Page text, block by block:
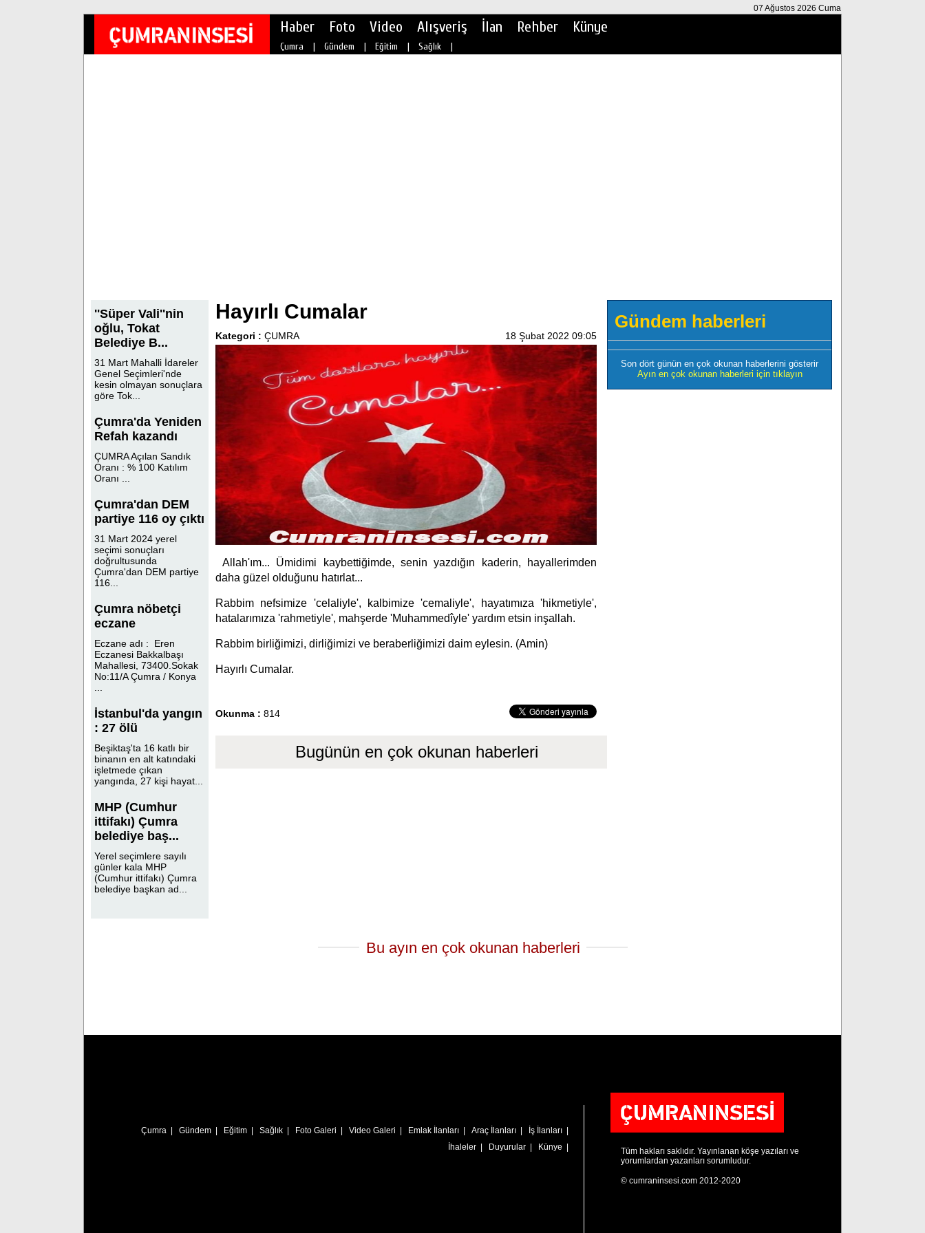
07 Ağustos 2026 Cuma
Haber Foto Video Alışveriş İlan Rehber Künye
Çumra | Gündem | Eğitim | Sağlık |
''Süper Vali''nin
oğlu, Tokat
Belediye B...
31 Mart Mahalli İdareler
Genel Seçimleri'nde
kesin olmayan sonuçlara
göre Tok...
Çumra'da Yeniden
Refah kazandı
ÇUMRA Açılan Sandık
Oranı : % 100 Katılım
Oranı ...
Çumra'dan DEM
partiye 116 oy çıktı
31 Mart 2024 yerel
seçimi sonuçları
doğrultusunda
Çumra'dan DEM partiye
116...
Çumra nöbetçi
eczane
Eczane adı : Eren
Eczanesi Bakkalbaşı
Mahallesi, 73400.Sokak
No:11/A Çumra / Konya
İstanbul'da yangın
: 27 ölü
Beşiktaş'ta 16 katlı bir
binanın en alt katındaki
işletmede çıkan
yangında, 27 kişi hayat...
MHP (Cumhur
ittifakı) Çumra
belediye baş...
Yerel seçimlere sayılı
günler kala MHP
(Cumhur ittifakı) Çumra
belediye başkan ad...
Hayırlı Cumalar
Kategori : ÇUMRA 18 Şubat 2022 09:05
Allah'ım... Ümidimi kaybettiğimde, senin yazdığın kaderin, hayallerimden
daha güzel olduğunu hatırlat...
Rabbim nefsimize 'celaliyle', kalbimize 'cemaliyle', hayatımıza 'hikmetiyle',
hatalarımıza 'rahmetiyle', mahşerde 'Muhammedîyle' yardım etsin inşallah.
Rabbim birliğimizi, dirliğimizi ve beraberliğimizi daim eylesin. (Amin)
Hayırlı Cumalar.
Okunma : 814
Bugünün en çok okunan haberleri
Gündem haberleri
Son dört günün en çok okunan haberlerini gösterir
Ayın en çok okunan haberleri için tıklayın
Bu ayın en çok okunan haberleri
Çumra Gündem Eğitim Sağlık Foto Galeri Video Galeri Emlak İlanları Araç İlanları İş İlanları
İhaleler
Duyurular Künye
Tüm hakları saklıdır. Yayınlanan köşe yazıları ve
yorumlardan yazanları sorumludur.
© cumraninsesi.com 2012-2020